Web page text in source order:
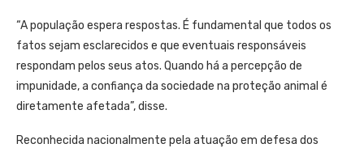
“A população espera respostas. É fundamental que todos os
fatos sejam esclarecidos e que eventuais responsáveis
respondam pelos seus atos. Quando há a percepção de
impunidade, a confiança da sociedade na proteção animal é
diretamente afetada”, disse.
Reconhecida nacionalmente pela atuação em defesa dos